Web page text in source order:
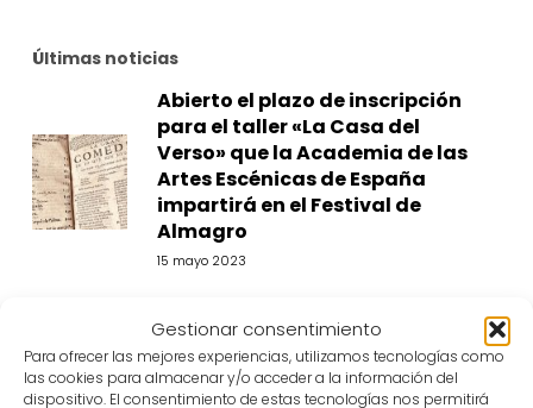
Gestionar consentimiento
Para ofrecer las mejores experiencias, utilizamos tecnologías como
las cookies para almacenar y/o acceder a la información del
dispositivo. El consentimiento de estas tecnologías nos permitirá
Últimas noticias
Abierto el plazo de inscripción
para el taller «La Casa del
Verso» que la Academia de las
Artes Escénicas de España
impartirá en el Festival de
Almagro
15 mayo 2023
Lluís Homar, Manuel Canseco,
Helena Pimenta o Laia Ripoll
revisarán en la UCLM las
distintas miradas a los clásicos